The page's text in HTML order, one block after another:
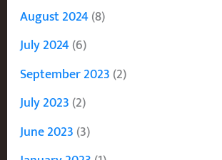
August 2024(8)
July 2024(6)
September 2023 (2)
July 2023 (2)
June 2023 (3)